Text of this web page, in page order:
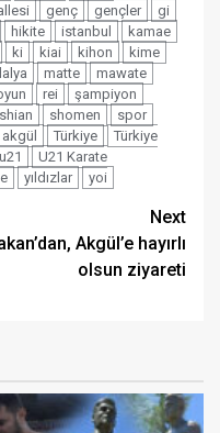
genç gençler
gi
hikite istanbul
kamae
ki kiai kihon
kime
matte
mawate
rei
şampiyon
shian shomen
spor
Türkiye
Türkiye
u21
U21 Karate
yıldızlar yoi
Next
Akgül’e hayırlı
olsun ziyareti